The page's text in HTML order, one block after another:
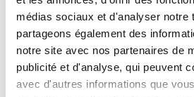
médias sociaux et d'analyser notre
partageons également des
notre site avec nos partenaires de
publicité et d'analyse, qui peuvent
avec d'autres informations que